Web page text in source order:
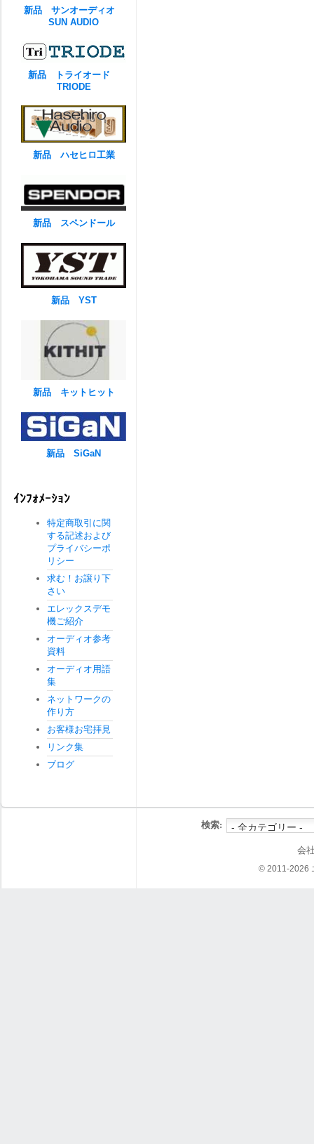
新品 サンオーディオ
SUN AUDIO
新品 トライオード
TRIODE
新品 ハセヒロ工業
新品 スペンドール
新品 YST
新品 キットヒット
新品 SiGaN
ｲﾝﾌｫﾒｰｼｮﾝ
特定商取引に関
する記述および
プライバシーポ
リシー
求む！お譲り下
さい
エレックスデモ
機ご紹介
オーディオ参考
資料
オーディオ用語
集
ネットワークの
作り方
お客様お宅拝見
リンク集
ブログ
検索:
会
© 2011-2026